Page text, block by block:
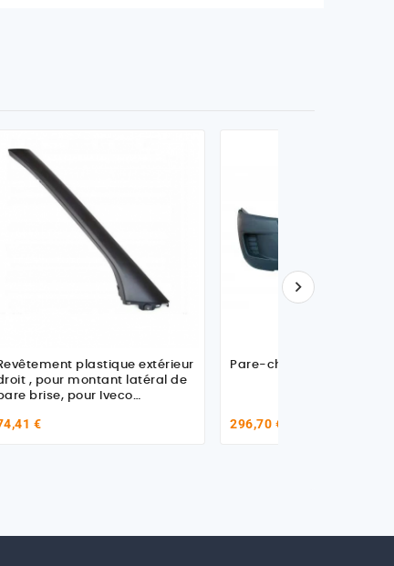
plastique extérieur
, pour montant latéral de
brise, pour Iveco
€
Pare-chocs
296,70 €
